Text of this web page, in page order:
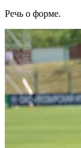
Речь о форме.